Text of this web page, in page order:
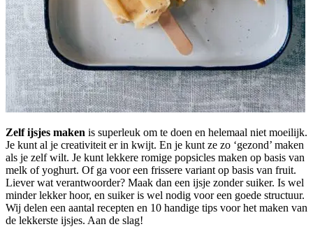
Zelf ijsjes maken is superleuk om te doen en helemaal niet moeilijk.
Je kunt al je creativiteit er in kwijt. En je kunt ze zo ‘gezond’ maken
als je zelf wilt. Je kunt lekkere romige popsicles maken op basis van
melk of yoghurt. Of ga voor een frissere variant op basis van fruit.
Liever wat verantwoorder? Maak dan een ijsje zonder suiker. Is wel
minder lekker hoor, en suiker is wel nodig voor een goede structuur.
Wij delen een aantal recepten en 10 handige tips voor het maken van
de lekkerste ijsjes. Aan de slag!